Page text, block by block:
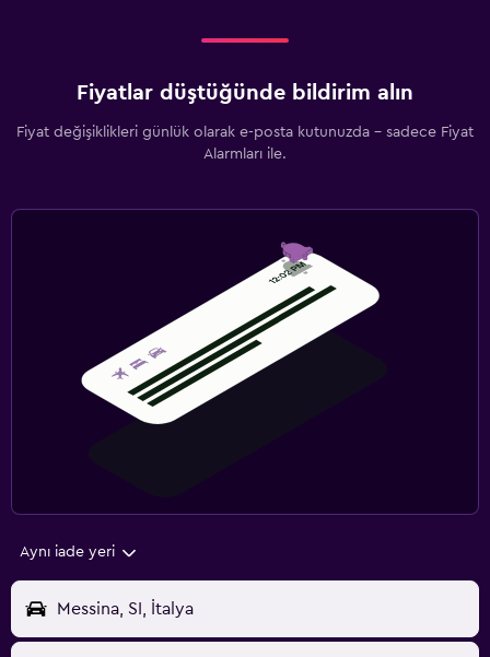
Fiyatlar düştüğünde bildirim alın
Fiyat değişiklikleri günlük olarak e-posta kutunuzda - sadece Fiyat
Alarmları ile.
Aynı iade yeri
Messina, SI, İtalya